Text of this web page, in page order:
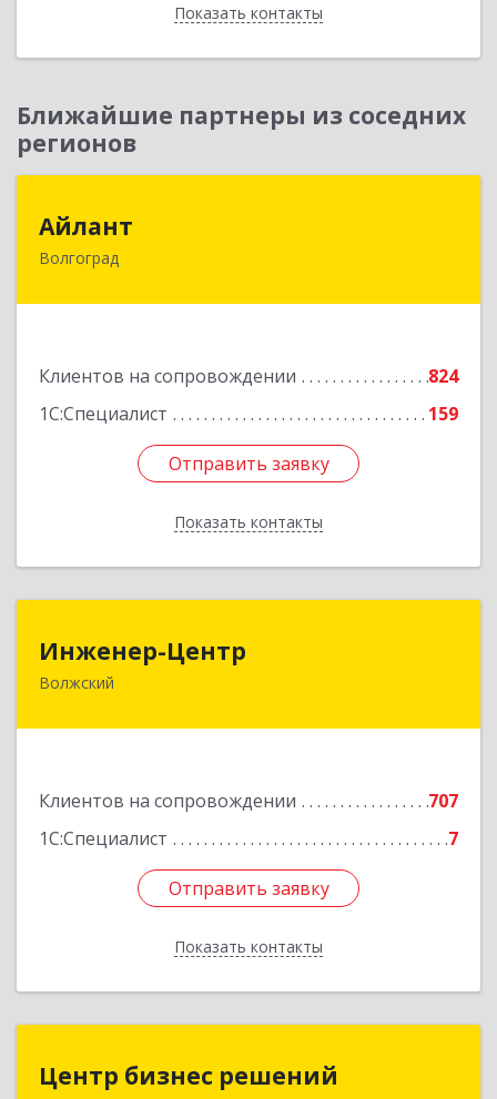
Показать контакты
Назад
Ближайшие партнеры из соседних
регионов
Айлант
Волгоград
Клиентов на сопровождении
824
1С:Специалист
159
Отправить заявку
Показать контакты
400001, Волгоградская обл, Волгоград г, им
Отправить заявку
Назад
Инженер-Центр
Волжский
Клиентов на сопровождении
707
1С:Специалист
7
Отправить заявку
Показать контакты
404120, Волгоградская обл, Волжский г, им
Отправить заявку
Назад
Центр бизнес решений
Центр бизнес решений